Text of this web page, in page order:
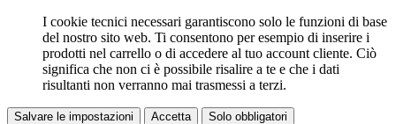
I cookie tecnici necessari garantiscono solo le funzioni di base
del nostro sito web. Ti consentono per esempio di inserire i
prodotti nel carrello o di accedere al tuo account cliente. Ciò
significa che non ci è possibile risalire a te e che i dati
risultanti non verranno mai trasmessi a terzi.
Salvare le impostazioni Accetta Solo obbligatori